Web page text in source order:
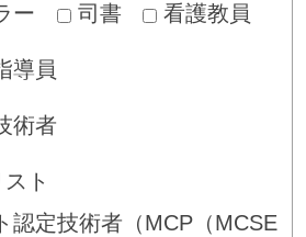
ー 司書 看護教員
導員
術者
ト
認定技術者（MCP（MCSE